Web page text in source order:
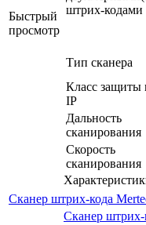
Быстрый
просмотр
штрих-кодами
Тип сканера
Класс защиты
IP
Дальность
сканирования
Скорость
сканирования
Сканер штрих-кода
Сканер штрих-